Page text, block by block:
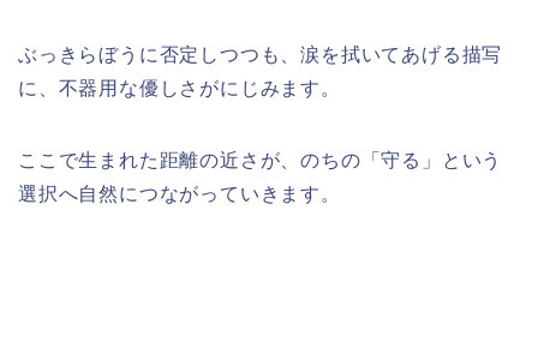
ぶっきらぼうに否定しつつも、涙を拭いてあげる描写
に、不器用な優しさがにじみます。
ここで生まれた距離の近さが、のちの「守る」という
選択へ自然につながっていきます。